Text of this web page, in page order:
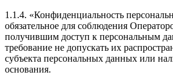
1.1.4. «Конфиденциальность
обязательное для соблюдения
получившим доступ к персональным
требование не допускать их
субъекта персональных данных или
основания.